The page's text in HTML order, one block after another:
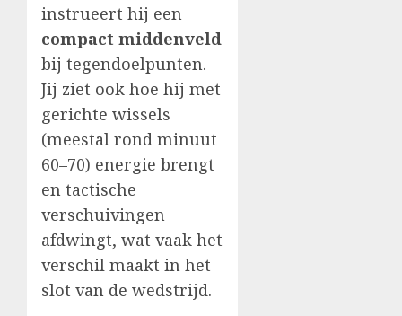
instrueert hij een
compact middenveld
bij tegendoelpunten.
Jij ziet ook hoe hij met
gerichte wissels
(meestal rond minuut
60–70) energie brengt
en tactische
verschuivingen
afdwingt, wat vaak het
verschil maakt in het
slot van de wedstrijd.